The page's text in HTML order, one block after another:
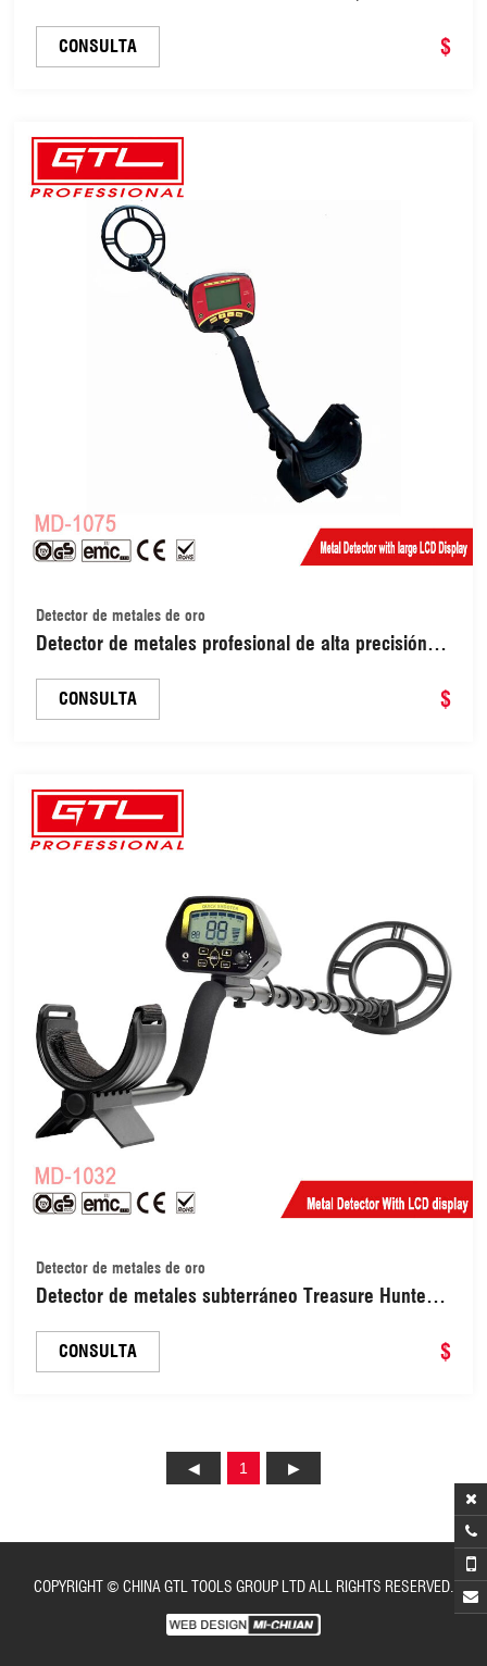
subterráneo, 5 modos ajustables, pantalla LCD
retroiluminada y función de loca
CONSULTA $
Detector de metales de oro
Detector de metales profesional de alta precisión
CONSULTA $
Detector de metales de oro
Detector de metales subterráneo Treasure Hunter,
detección de todo tipo de metales (MD-1032)
CONSULTA $
1
COPYRIGHT © CHINA GTL TOOLS GROUP LTD ALL RIGHTS RESERVED.